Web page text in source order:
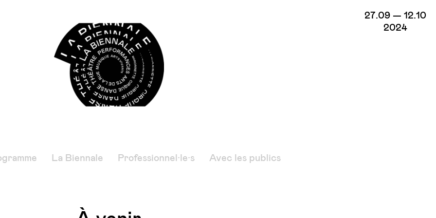
27.09 — 12.10
2024
La Biennale Professionnel·le·s Avec les publics